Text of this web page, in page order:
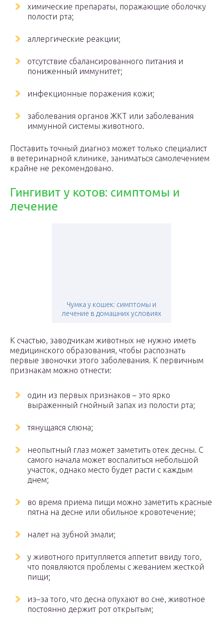
химические препараты, поражающие оболочку
полости рта;
аллергические реакции;
отсутствие сбалансированного питания и
пониженный иммунитет;
инфекционные поражения кожи;
заболевания органов ЖКТ или заболевания
иммунной системы животного.
Поставить точный диагноз может только специалист
в ветеринарной клинике, заниматься самолечением
крайне не рекомендовано.
Гингивит у котов: симптомы и
лечение
Чумка у кошек: симптомы и
лечение в домашних условиях
К счастью, заводчикам животных не нужно иметь
медицинского образования, чтобы распознать
первые звоночки этого заболевания. К первичным
признакам можно отнести:
один из первых признаков – это ярко
выраженный гнойный запах из полости рта;
тянущаяся слюна;
неопытный глаз может заметить отек десны. С
самого начала может воспалиться небольшой
участок, однако место будет расти с каждым
днем;
во время приема пищи можно заметить красные
пятна на десне или обильное кровотечение;
налет на зубной эмали;
у животного притупляется аппетит ввиду того,
что появляются проблемы с жеванием жесткой
пищи;
из–за того, что десна опухают во сне, животное
постоянно держит рот открытым;